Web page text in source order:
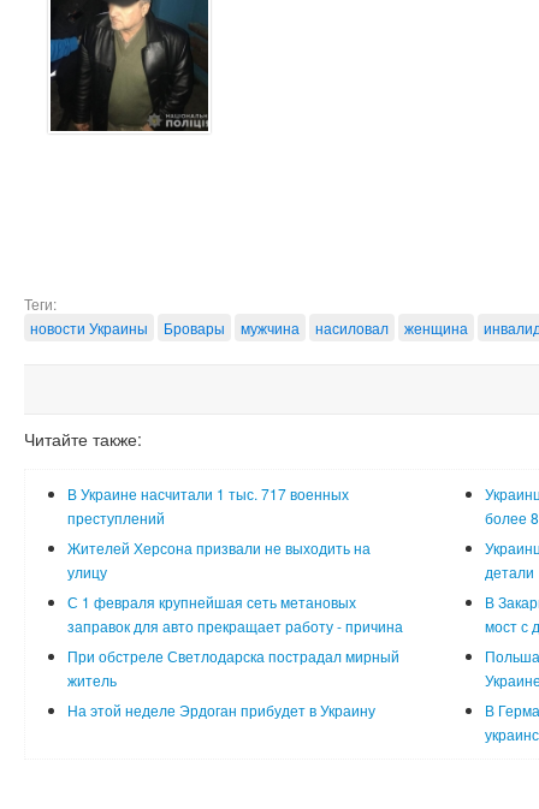
Теги:
новости Украины
Бровары мужчина насиловал женщина
Читайте также:
В Украине насчитали 1 тыс. 717 военных
преступлений
более
Жителей Херсона призвали не выходить на
улицу
детали
С 1 февраля крупнейшая сеть метановых
заправок для авто прекращает работу - причина
В
мост с
При обстреле Светлодарска пострадал мирный
житель
На этой неделе Эрдоган прибудет в Украину
В